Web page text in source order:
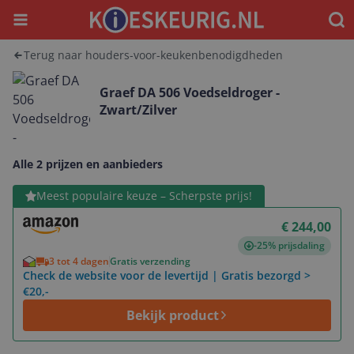
Menu
Terug naar houders-voor-keukenbenodigdheden
Graef DA 506 Voedseldroger -
Zwart/Zilver
Alle 2 prijzen en aanbieders
Meest populaire keuze – Scherpste prijs!
€ 244,00
-25% prijsdaling
3 tot 4 dagenGratis verzending
Check de website voor de levertijd | Gratis bezorgd >
€20,-
Bekijk product
Bekijk product